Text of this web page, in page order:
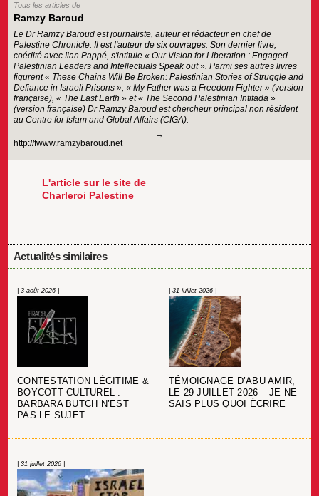
Tous les articles de
Ramzy Baroud
Le Dr Ramzy Baroud est journaliste, auteur et rédacteur en chef de
Palestine Chronicle. Il est l'auteur de six ouvrages. Son dernier livre,
coédité avec Ilan Pappé, s'intitule « Our Vision for Liberation : Engaged
Palestinian Leaders and Intellectuals Speak out ». Parmi ses autres livres
figurent « These Chains Will Be Broken: Palestinian Stories of Struggle and
Defiance in Israeli Prisons », « My Father was a Freedom Fighter » (version
française), « The Last Earth » et « The Second Palestinian Intifada »
(version française) Dr Ramzy Baroud est chercheur principal non résident
au Centre for Islam and Global Affairs (CIGA).
http://fwww.ramzybaroud.net
L'article sur le site de
Charleroi Palestine
Actualités similaires
| 3 août 2026 |
CONTESTATION LÉGITIME &
BOYCOTT CULTUREL :
BARBARA BUTCH N’EST
PAS LE SUJET.
| 31 juillet 2026 |
TÉMOIGNAGE D’ABU AMIR,
LE 29 JUILLET 2026 – JE NE
SAIS PLUS QUOI ÉCRIRE
| 31 juillet 2026 |